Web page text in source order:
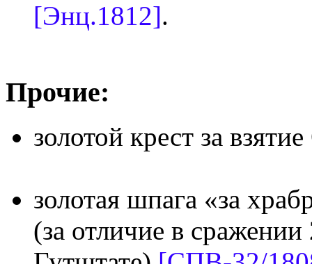
[Энц.1812].
Прочие:
золотой крест за
золотая шпага «за
(за отличие в